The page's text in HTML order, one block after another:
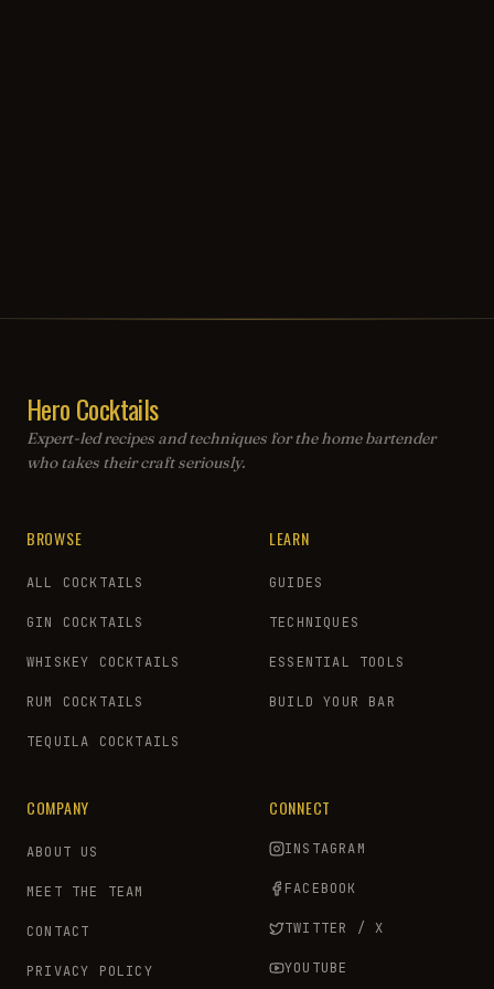
Hero Cocktails
Expert-led recipes and techniques for the home bartender
who takes their craft seriously.
BROWSE
ALL COCKTAILS
GIN COCKTAILS
WHISKEY COCKTAILS
RUM COCKTAILS
TEQUILA COCKTAILS
LEARN
GUIDES
TECHNIQUES
ESSENTIAL TOOLS
BUILD YOUR BAR
COMPANY
ABOUT US
MEET THE TEAM
CONTACT
PRIVACY POLICY
CONNECT
INSTAGRAM
FACEBOOK
TWITTER / X
YOUTUBE